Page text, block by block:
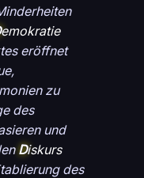
emokratie
eröffnet
zu
des
und
Diskurs
des